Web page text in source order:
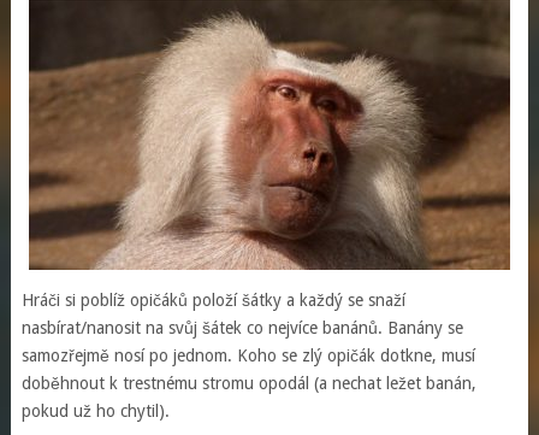
Hráči si poblíž opičáků položí šátky a každý se snaží
nasbírat/nanosit na svůj šátek co nejvíce banánů. Banány se
samozřejmě nosí po jednom. Koho se zlý opičák dotkne, musí
doběhnout k trestnému stromu opodál (a nechat ležet banán,
pokud už ho chytil).